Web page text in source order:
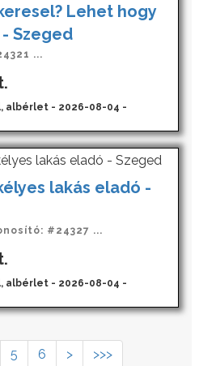
Lehet hogy
Szeged
...
albérlet - 2026-08-04 -
lakás eladó -
#24327 ...
albérlet - 2026-08-04 -
5 6 > >>>